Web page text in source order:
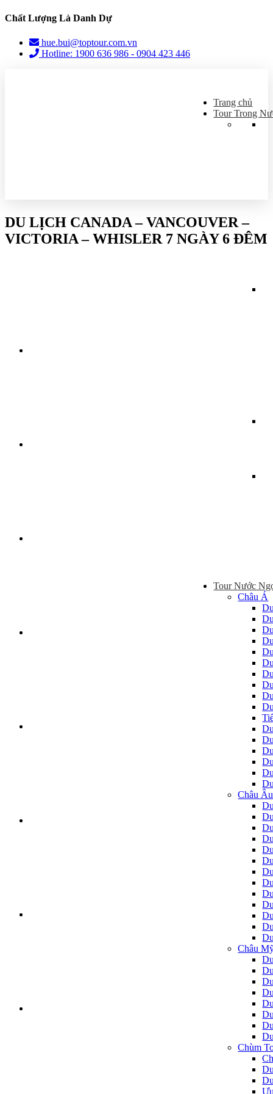
Chất Lượng Là Danh Dự
hue.bui@toptour.com.vn
Hotline: 1900 636 986 - 0904 423 446
Trang chủ
Tour Trong
Tour Nước
Châu Á
Châu Âu
Châu
Chùm
DU LỊCH CANADA – VANCOUVER –
VICTORIA – WHISLER 7 NGÀY 6 ĐÊM